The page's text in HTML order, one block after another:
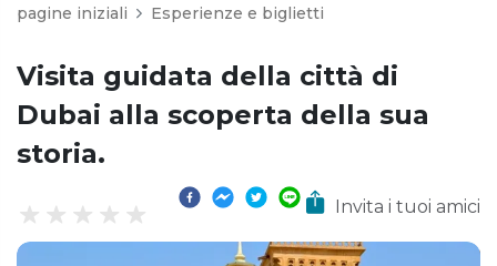
pagine iniziali Esperienze e biglietti
Visita guidata della città di
Dubai alla scoperta della sua
storia.
Invita i tuoi amici